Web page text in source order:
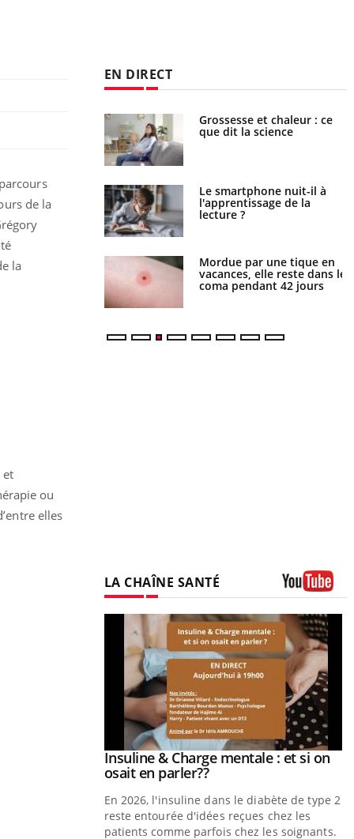
de la
la
et
ou
elles
EN DIRECT
pourrait-il freiner
du cancer ?
manger moins de
pourrait
être bénéfique
Grossesse et chaleur : ce
que dit la science
Le smartphone nuit-il à
l'apprentissage de la
lecture ?
Mordue par une tique en
vacances, elle reste dans le
coma pendant 42 jours
LA CHAÎNE SANTÉ
pour
de la
ce qui la rend
Youtube
Insuline & Charge mentale : et si on
osait en parler??Youtube
En 2026, l'insuline dans le diabète de type 2
reste entourée d'idées reçues chez les
patients comme parfois chez les soignants.